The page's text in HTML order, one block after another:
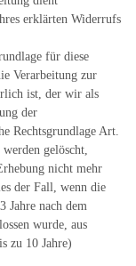
erklärten Widerrufs
für diese
Verarbeitung zur
ist, der wir als
der
Rechtsgrundlage Art.
gelöscht,
nicht mehr
der Fall, wenn die
Jahre nach dem
wurde, aus
zu 10 Jahre)